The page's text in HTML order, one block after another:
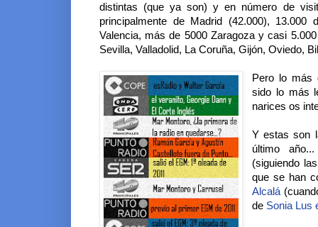
distintas (que ya son) y en número de
principalmente de Madrid (42.000), 13.000
Valencia, más de 5000 Zaragoza y casi
Sevilla, Valladolid, La Coruña, Gijón, Oviedo,
Pero lo más
sido lo más
narices os
Y estas son
último
(siguiendo
que se han
Alcalá
de Sonia Lus